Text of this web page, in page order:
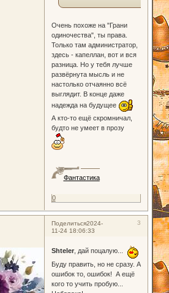
Очень похоже на "Грани
одиночества", ты права.
Только там администратор,
здесь - капеллан, вот и вся
разница. Но у тебя лучше
развёрнута мысль и не
настолько отчаянно всё
выглядит. В конце даже
надежда на будущее
А кто-то ещё скромничал,
будто не умеет в прозу
Фантастика
0
Поделиться 3
2024-
11-24 18:06:33
Shteler, дай поцалую...
Буду править, но не сразу. А
ошибок то, ошибок! А ещё
кого то учить пробую...